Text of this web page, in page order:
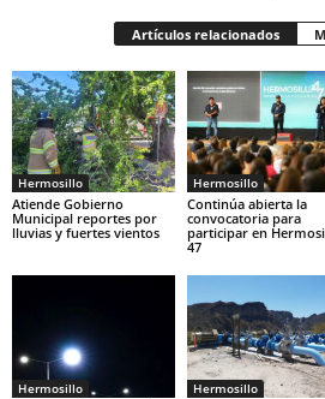
Artículos relacionados
Hermosillo
Atiende Gobierno
Municipal reportes por
lluvias y fuertes vientos
Hermosillo
Continúa abierta la
convocatoria para
participar en
47
Hermosillo Hermosillo